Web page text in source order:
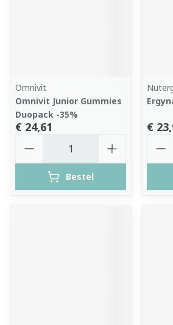
Omnivit
Omnivit Junior Gummies
Duopack -35%
€ 24,61
Bestel
€